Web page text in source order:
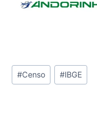
Tags
do
#Censo #IBGE